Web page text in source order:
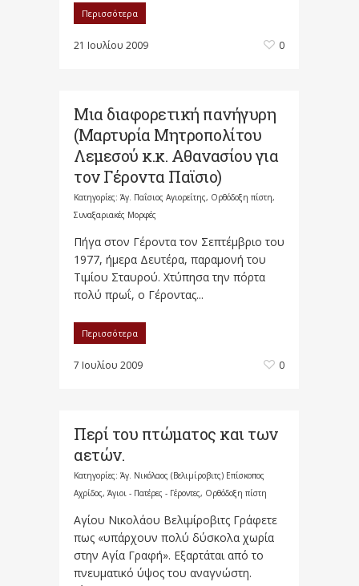
Περισσότερα
21 Ιουλίου 2009 0
Μια διαφορετική πανήγυρη
(Μαρτυρία Μητροπολίτου
Λεμεσού κ.κ. Αθανασίου για
τον Γέροντα Παϊσιο)
Κατηγορίες: Άγ. Παΐσιος Αγιορείτης, Ορθόδοξη πίστη,
Συναξαριακές Μορφές
Πήγα στον Γέροντα τον Σεπτέμβριο του
1977, ήμερα Δευτέρα, παραμονή του
Τιμίου Σταυρού. Χτύπησα την πόρτα
πολύ πρωΐ, ο Γέροντας...
Περισσότερα
7 Ιουλίου 2009 0
Περί του πτώματος και των
αετών.
Κατηγορίες: Άγ. Νικόλαος (Βελιμίροβιτς) Επίσκοπος
Αχρίδος, Άγιοι - Πατέρες - Γέροντες, Ορθόδοξη πίστη
Αγίου Νικολάου Βελιμίροβιτς Γράφετε
πως «υπάρχουν πολύ δύσκολα χωρία
στην Αγία Γραφή». Εξαρτάται από το
πνευματικό ύψος του αναγνώστη.